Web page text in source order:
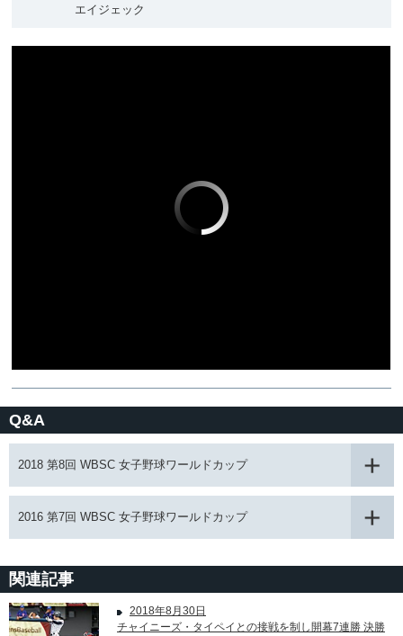
エイジェック
Q&A
2018 第8回 WBSC 女子野球ワールドカップ
2016 第7回 WBSC 女子野球ワールドカップ
関連記事
2018年8月30日
チャイニーズ・タイペイとの接戦を制し開幕7連勝 決勝